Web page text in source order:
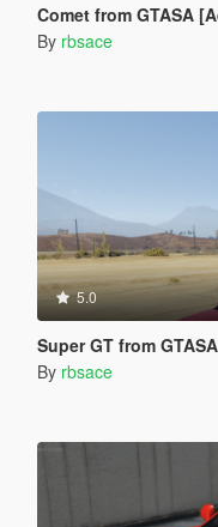
Comet from GTASA
By rbsace
5.0
Super GT from
By rbsace